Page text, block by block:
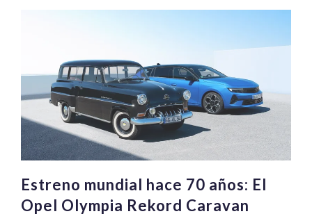
Estreno mundial hace 70 años: El
Opel Olympia Rekord Caravan